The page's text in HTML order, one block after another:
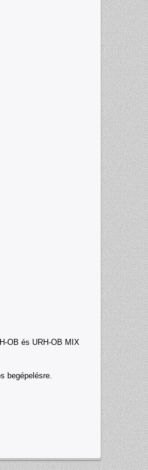
OB és URH-OB MIX
begépelésre.